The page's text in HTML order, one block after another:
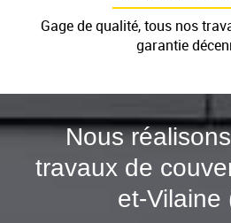
Gage de qualité, tous nos
garantie
Nous
travaux de
et-Vilaine